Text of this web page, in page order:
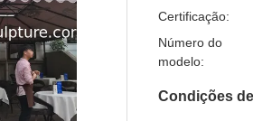
Certificação:
Número do
modelo:
Condições